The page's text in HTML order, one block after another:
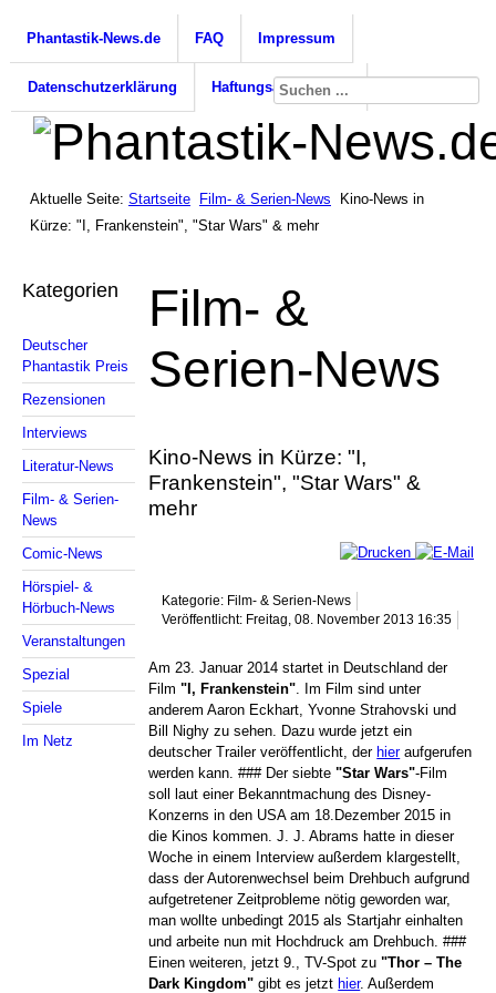
Phantastik-News.de FAQ Impressum
Datenschutzerklärung Haftungsausschluss
Aktuelle Seite: Startseite Film- & Serien-News
Kino-News in
Kürze: "I, Frankenstein", "Star Wars" & mehr
Kategorien
Deutscher
Phantastik Preis
Rezensionen
Interviews
Literatur-News
Film- & Serien-
News
Comic-News
Hörspiel- &
Hörbuch-News
Veranstaltungen
Spezial
Spiele
Im Netz
Film- &
Serien-News
Kino-News in Kürze: "I,
Frankenstein", "Star Wars" &
mehr
Kategorie: Film- & Serien-News
Veröffentlicht: Freitag, 08. November 2013 16:35
Am 23. Januar 2014 startet in Deutschland der
Film"I, Frankenstein". Im Film sind unter
anderem Aaron Eckhart, Yvonne Strahovski und
Bill Nighy zu sehen. Dazu wurde jetzt ein
deutscher Trailer veröffentlicht, der hieraufgerufen
werden kann. ### Der siebte "Star Wars"-Film
soll laut einer Bekanntmachung des Disney-
Konzerns in den USA am 18.Dezember 2015 in
die Kinos kommen. J. J. Abrams hatte in dieser
Woche in einem Interview außerdem klargestellt,
dass der Autorenwechsel beim Drehbuch aufgrund
aufgetretener Zeitprobleme nötig geworden war,
man wollte unbedingt 2015 als Startjahr einhalten
und arbeite nun mit Hochdruck am Drehbuch. ###
Einen weiteren, jetzt 9., TV-Spot zu"Thor – The
Dark Kingdom" gibt es jetzt hier. Außerdem